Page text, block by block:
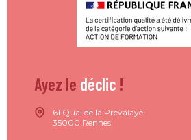
Ayez le déclic !
61 Quai de la Prévalaye
35000 Rennes